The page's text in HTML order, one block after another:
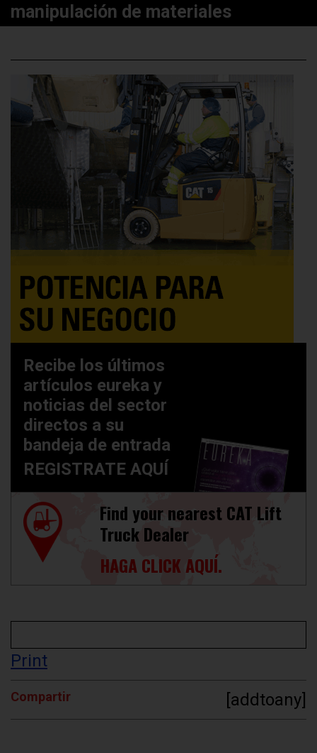
manipulación de materiales
Recibe los últimos
artículos eureka y
noticias del sector
directos a su
bandeja de entrada
REGISTRATE AQUÍ
Find your nearest CAT Lift
Truck Dealer
HAGA CLICK AQUÍ.
Print
Compartir [addtoany]